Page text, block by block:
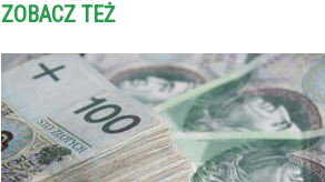
ZOBACZ TEŻ